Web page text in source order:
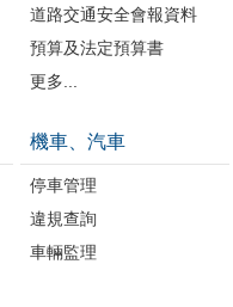
道路交通安全會報資料
預算及法定預算書
更多...
機車、汽車
停車管理
違規查詢
車輛監理